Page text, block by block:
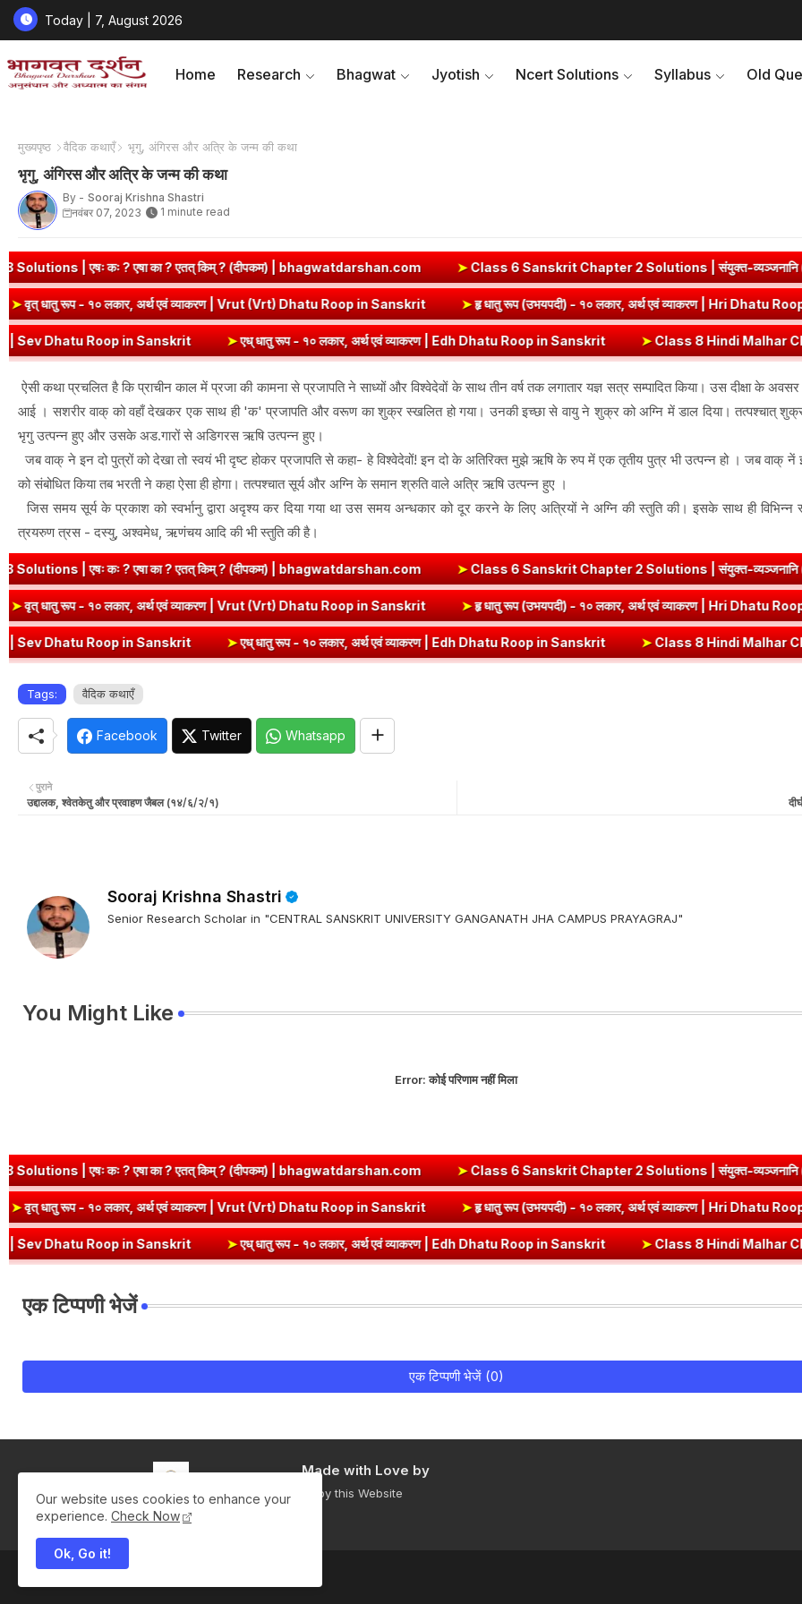
Today | 7, August 2026
Home Research Bhagwat Jyotish Ncert Solutions Syllabus Old
मुख्यपृष्ठ वैदिक कथाएँ भृगु, अंगिरस और अत्रि के जन्म की कथा
भृगु, अंगिरस और अत्रि के जन्म की कथा
By - Sooraj Krishna Shastri
नवंबर 07, 2023
1 minute read
एषः कः ? एषा का ? एतत् किम् ? (दीपकम) | bhagwatdarshan.com ➤Class 6 Sanskrit Chapter 2 Solutions | संयुक्त-व्यञ्जनानि
➤वृत् धातु रूप - १० लकार, अर्थ एवं व्याकरण | Vrut (Vrt) Dhatu Roop in Sanskrit ➤हृ धातु रूप (उभयपदी) - १० लकार, अर्थ एवं व्याकरण | Hri
Dhatu Roop in Sanskrit ➤एध् धातु रूप - १० लकार, अर्थ एवं व्याकरण | Edh Dhatu Roop in Sanskrit ➤Class 8 Hindi Malhar Chapter 4
ऐसी कथा प्रचलित है कि प्राचीन काल में प्रजा की कामना से प्रजापति ने साध्यों और विश्वेदेवों के साथ तीन वर्ष तक लगातार यज्ञ सत्र सम्पादित किया। उस दीक्षा के
आई । सशरीर वाक् को वहाँ देखकर एक साथ ही 'क' प्रजापति और वरूण का शुक्र स्खलित हो गया। उनकी इच्छा से वायु ने शुक्र को अग्नि में डाल दिया। तत्पश्चात्
भृगु उत्पन्न हुए और उसके अड.गारों से अडिगरस ऋषि उत्पन्न हुए।
जब वाक् ने इन दो पुत्रों को देखा तो स्वयं भी दृष्ट होकर प्रजापति से कहा- हे विश्वेदेवों! इन दो के अतिरिक्त मुझे ऋषि के रुप में एक तृतीय पुत्र भी उत्पन्न हो । जब वाक् नें
को संबोधित किया तब भरती ने कहा ऐसा ही होगा। तत्पश्चात सूर्य और अग्नि के समान श्रुति वाले अत्रि ऋषि उत्पन्न हुए ।
जिस समय सूर्य के प्रकाश को स्वर्भानु द्वारा अदृश्य कर दिया गया था उस समय अन्धकार को दूर करने के लिए अत्रियों ने अग्नि की स्तुति की। इसके साथ ही विभिन्न
त्रयरुण त्रस - दस्यु, अश्वमेध, ऋणंचय आदि की भी स्तुति की है।
एषः कः ? एषा का ? एतत् किम् ? (दीपकम) | bhagwatdarshan.com ➤Class 6 Sanskrit Chapter 2 Solutions | संयुक्त-व्यञ्जनानि
➤वृत् धातु रूप - १० लकार, अर्थ एवं व्याकरण | Vrut (Vrt) Dhatu Roop in Sanskrit ➤हृ धातु रूप (उभयपदी) - १० लकार, अर्थ एवं व्याकरण | Hri
Dhatu Roop in Sanskrit ➤एध् धातु रूप - १० लकार, अर्थ एवं व्याकरण | Edh Dhatu Roop in Sanskrit ➤Class 8 Hindi Malhar Chapter 4
Tags: वैदिक कथाएँ
Facebook Twitter Whatsapp
पुराने
उद्दालक, श्वेतकेतु और प्रवाहण जैबल (१४/६/२/१)
Sooraj Krishna Shastri
Senior Research Scholar in "CENTRAL SANSKRIT UNIVERSITY GANGANATH JHA CAMPUS PRAYAGRAJ"
You Might Like
Error:कोई परिणाम नहीं मिला
एषः कः ? एषा का ? एतत् किम् ? (दीपकम) | bhagwatdarshan.com ➤Class 6 Sanskrit Chapter 2 Solutions | संयुक्त-व्यञ्जनानि (दीपकम)
➤वृत् धातु रूप - १० लकार, अर्थ एवं व्याकरण | Vrut (Vrt) Dhatu Roop in Sanskrit ➤हृ धातु रूप (उभयपदी) - १० लकार, अर्थ एवं व्याकरण | Hri
Dhatu Roop in Sanskrit ➤एध् धातु रूप - १० लकार, अर्थ एवं व्याकरण | Edh Dhatu Roop in Sanskrit ➤Class 8 Hindi Malhar Chapter 4
एक टिप्पणी भेजें
एक टिप्पणी भेजें (0)
Made with Love by
Enjoy this Website
Our website uses cookies to enhance your
experience. Check Now
Ok, Go it!